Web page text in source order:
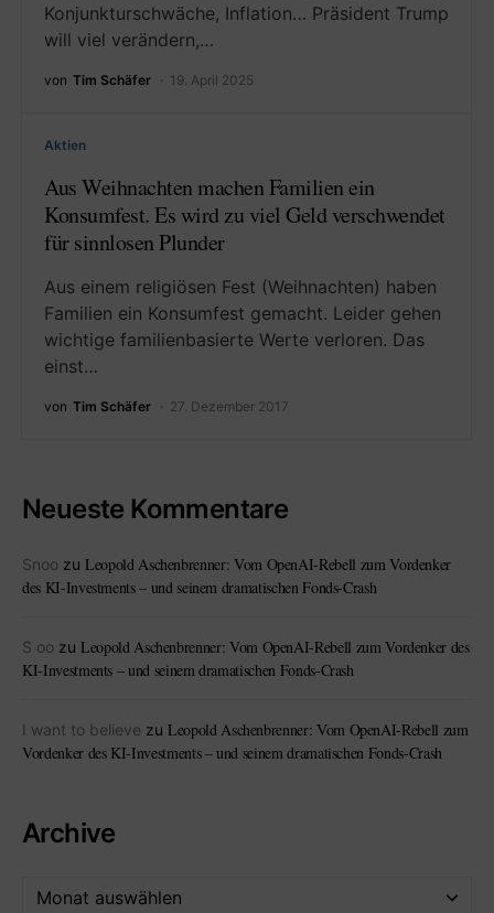
Konjunkturschwäche, Inflation… Präsident Trump
will viel verändern,…
von Tim Schäfer 19. April 2025
Aktien
Aus Weihnachten machen Familien ein
Konsumfest. Es wird zu viel Geld verschwendet
für sinnlosen Plunder
Aus einem religiösen Fest (Weihnachten) haben
Familien ein Konsumfest gemacht. Leider gehen
wichtige familienbasierte Werte verloren. Das
einst…
von Tim Schäfer 27. Dezember 2017
Neueste Kommentare
Snoo zu Leopold Aschenbrenner: Vom OpenAI-Rebell zum Vordenker
des KI-Investments – und seinem dramatischen Fonds-Crash
S oo zu Leopold Aschenbrenner: Vom OpenAI-Rebell zum Vordenker des
KI-Investments – und seinem dramatischen Fonds-Crash
I want to believe zu Leopold Aschenbrenner: Vom OpenAI-Rebell zum
Vordenker des KI-Investments – und seinem dramatischen Fonds-Crash
Archive